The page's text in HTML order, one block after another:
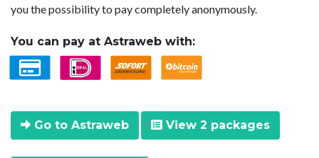
you the possibility to pay completely anonymously.
You can pay at Astraweb with:
Go to Astraweb View 2 packages